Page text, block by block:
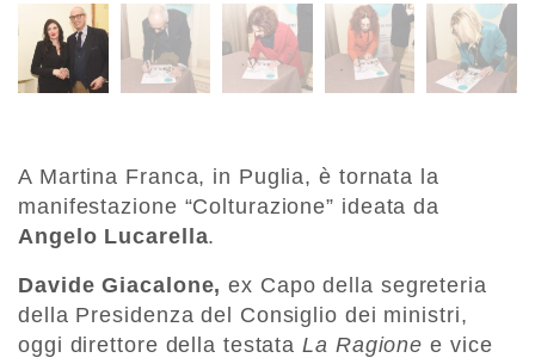
A Martina Franca, in Puglia, è tornata la
manifestazione “Colturazione” ideata da
Angelo Lucarella.
Davide Giacalone, ex Capo della segreteria
della Presidenza del Consiglio dei ministri,
oggi direttore della testataLa Ragione e vice